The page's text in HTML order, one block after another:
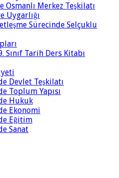
Osmanlı Merkez Teşkilatı
Uygarlığı
Sürecinde Selçuklu
Sınıf Tarih Ders Kitabı
Devlet Teşkilatı
Toplum Yapısı
Hukuk
Ekonomi
Eğitim
Sanat